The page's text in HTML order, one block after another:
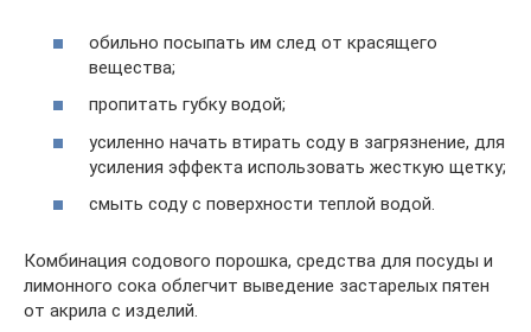
обильно посыпать им след от красящего
вещества;
пропитать губку водой;
усиленно начать втирать соду в загрязнение, для
усиления эффекта использовать жесткую щетку;
смыть соду с поверхности теплой водой.
Комбинация содового порошка, средства для посуды и
лимонного сока облегчит выведение застарелых пятен
от акрила с изделий.